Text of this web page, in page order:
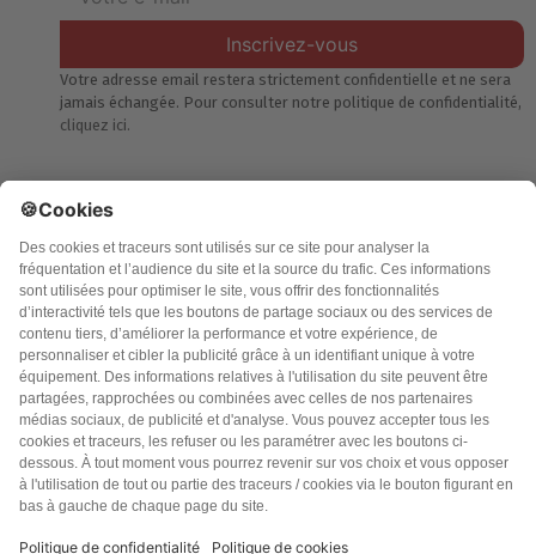
Inscrivez-vous
Votre adresse email restera strictement confidentielle et ne sera
jamais échangée. Pour consulter notre politique de confidentialité,
cliquez ici.
Accueil
Politique de confidentialité
Charte des contenus
Cookies